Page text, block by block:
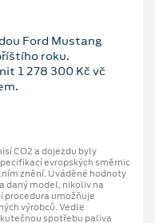
Ford Mustang
roku.
1 278 300 Kč vč
CO2 a dojezdu byly
evropských směrnic
znění. Uváděné hodnoty
daný model, nikoliv na
procedura umožňuje
výrobců. Vedle
spotřebu paliva